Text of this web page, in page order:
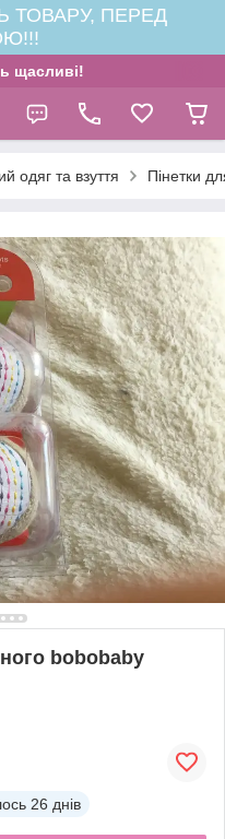
ТОВАРУ, ПЕРЕД
щасливі!
одяг та взуття Пінетки
bobobaby
26 днів